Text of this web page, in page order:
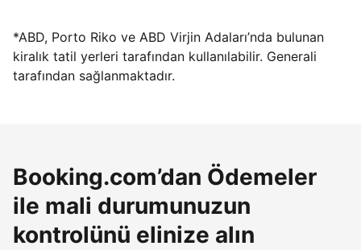
*ABD, Porto Riko ve ABD Virjin Adaları’nda bulunan
kiralık tatil yerleri tarafından kullanılabilir. Generali
tarafından sağlanmaktadır.
Booking.com’dan Ödemeler
ile mali durumunuzun
kontrolünü elinize alın